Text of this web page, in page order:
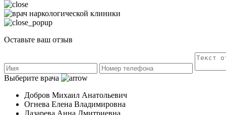
Оставьте ваш отзыв
Выберите врача
Добров Михаил Анатольевич
Огнева Елена Владимировна
Лазарева Анна Дмитриевна